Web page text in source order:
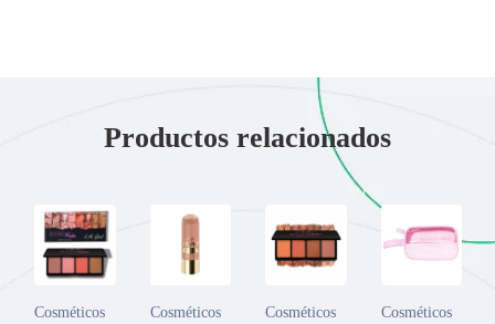
Productos relacionados
Cosméticos Cosméticos Cosméticos Cosméticos